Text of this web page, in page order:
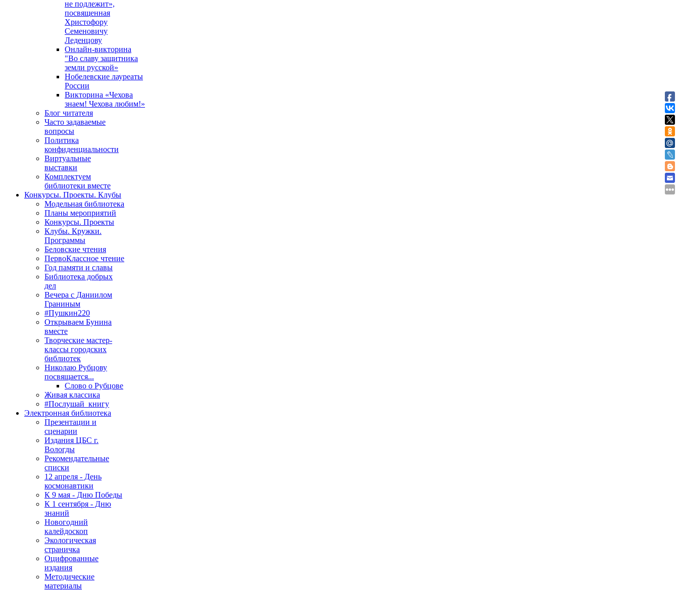
не подлежит»,
посвященная
Христофору
Семеновичу
Леденцову
Онлайн-викторина
"Во славу защитника
земли русской»
Нобелевские лауреаты
России
Викторина «Чехова
знаем! Чехова любим!»
Блог читателя
Часто задаваемые
вопросы
Политика
конфиденциальности
Виртуальные
выставки
Комплектуем
библиотеки вместе
Конкурсы. Проекты. Клубы
Модельная библиотека
Планы мероприятий
Конкурсы. Проекты
Клубы. Кружки.
Программы
Беловские чтения
ПервоКлассное чтение
Год памяти и славы
Библиотека добрых
дел
Вечера с Даниилом
Граниным
#Пушкин220
Открываем Бунина
вместе
Творческие мастер-
классы городских
библиотек
Николаю Рубцову
посвящается...
Слово о Рубцове
Живая классика
#Послушай_книгу
Электронная библиотека
Презентации и
сценарии
Издания ЦБС г.
Вологды
Рекомендательные
списки
12 апреля - День
космонавтики
К 9 мая - Дню Победы
К 1 сентября - Дню
знаний
Новогодний
калейдоскоп
Экологическая
страничка
Оцифрованные
издания
Методические
материалы